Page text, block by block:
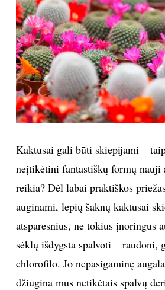
PRENUMERUOK
NAUJIENLAIŠKĮ
Jūs sutinkate su
Kaktusai gali būti skiepijami –
neįtikėtini fantastiškų formų nauji
reikia? Dėl labai praktiškos
auginami, lepių šaknų kaktusai
atsparesnius, ne tokius įnoringus
sėklų išdygsta spalvoti – raudoni,
chlorofilo. Jo nepasigaminę
džiugina mus netikėtais spalvų